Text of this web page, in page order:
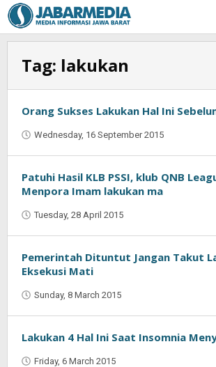
Skip
to
content
Tag: lakukan
Orang Sukses Lakukan Hal Ini
Wednesday, 16 September 2015
Patuhi Hasil KLB PSSI, klub QNB
Menpora Imam lakukan ma
Tuesday, 28 April 2015
Pemerintah Dituntut Jangan Takut
Eksekusi Mati
Sunday, 8 March 2015
Lakukan 4 Hal Ini Saat Insomnia
Friday, 6 March 2015